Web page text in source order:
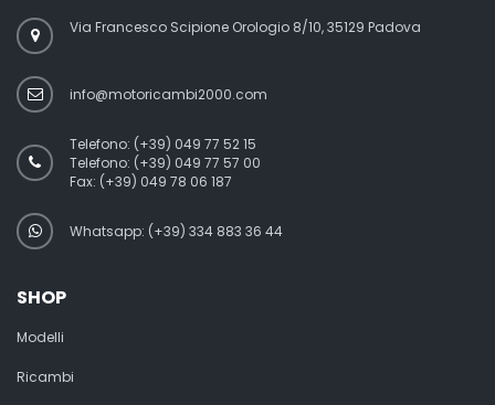
Via Francesco Scipione Orologio 8/10, 35129 Padova
info@motoricambi2000.com
Telefono: (+39) 049 77 52 15
Telefono: (+39) 049 77 57 00
Fax: (+39) 049 78 06 187
Whatsapp: (+39) 334 883 36 44
SHOP
Modelli
Ricambi